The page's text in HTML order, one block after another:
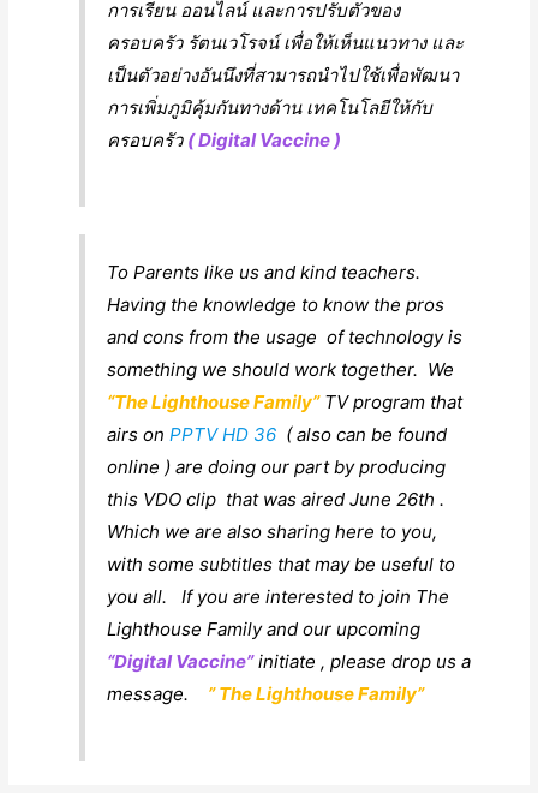
การเรียน ออนไลน์ และการปรับตัวของ
ครอบครัว รัตนเวโรจน์ เพื่อให้เห็นแนวทาง และ
เป็นตัวอย่างอันนึงที่สามารถนำไปใช้เพื่อพัฒนา
การเพิ่มภูมิคุ้มกันทางด้าน เทคโนโลยีให้กับ
ครอบครัว ( Digital Vaccine )
To Parents like us and kind teachers.
Having the knowledge to know the pros
and cons from the usage of technology is
something we should work together. We
“The Lighthouse Family”TV program that
airs onPPTV HD 36 ( also can be found
online ) are doing our part by producing
this VDO clip that was aired June 26th .
Which we are also sharing here to you,
with some subtitles that may be useful to
you all. If you are interested to join The
Lighthouse Family and our upcoming
“Digital Vaccine”initiate , please drop us a
message. ” The Lighthouse Family”